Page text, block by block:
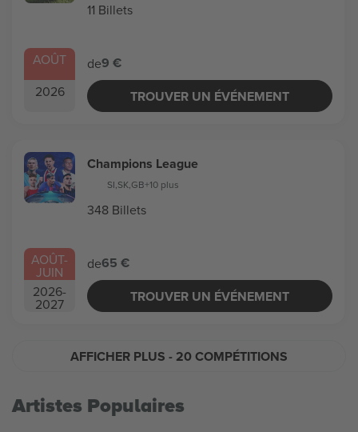
AOÛT
2026
11 Billets
de9 €
TROUVER UN ÉVÉNEMENT
AOÛT-
JUIN
2026-
2027
Champions League
SI,SK,GB+10 plus
348 Billets
de65 €
TROUVER UN ÉVÉNEMENT
AFFICHER PLUS - 20 COMPÉTITIONS
Artistes Populaires